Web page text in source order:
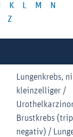
K L M
N
Z
Lungenkrebs,
kleinzelliger /
Brustkrebs
negativ) /